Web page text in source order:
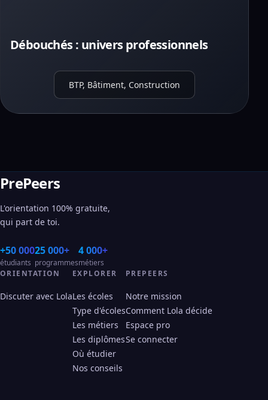
Débouchés : univers professionnels
BTP, Bâtiment, Construction
PrePeers
L'orientation 100% gratuite,
qui part de toi.
+50 000
étudiants
25 000+
programmes
4 000+
métiers
ORIENTATION
Discuter avec Lola
EXPLORER
Les écoles
Type d'écoles
Les métiers
Les diplômes
Où étudier
Nos conseils
PREPEERS
Notre mission
Comment Lola décide
Espace pro
Se connecter